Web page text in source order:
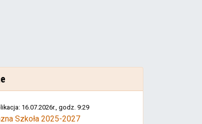
16.07.2026r., godz. 9:29
Szkoła 2025-2027